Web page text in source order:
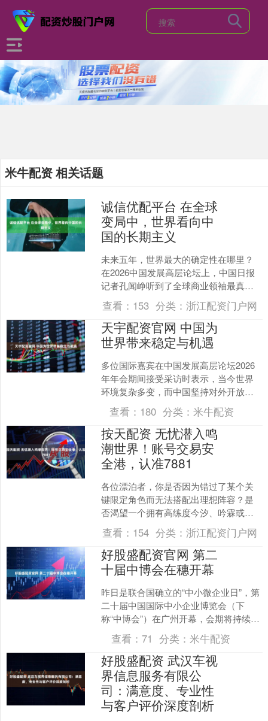
米牛配资 相关话题
诚信优配平台 在全球
变局中，世界看向中
国的长期主义
未来五年，世界最大的确定性在哪里？
在2026中国发展高层论坛上，中国日报
记者孔闻峥听到了全球商业领袖最真实
的答案：“十五五”规划让中国市场具有稳
定性。多位参与2....
查看： 153 分类： 浙江配资门户网
天宇配资官网 中国为
世界带来稳定与机遇
多位国际嘉宾在中国发展高层论坛2026
年年会期间接受采访时表示，当今世界
环境复杂多变，而中国坚持对外开放，
为全球发展带来稳定和机遇。他们认
为，中国正以高质量发展....
查看： 180 分类：米牛配资
按天配资 无忧潜入鸣
潮世界！账号交易安
全港，认准7881
各位漂泊者，你是否因为错过了某个关
键限定角色而无法搭配出理想阵容？是
否渴望一个拥有高练度今汐、吟霖或长
离的强力账号，助你轻松应对「无音
区」的挑战？无论你是想购入....
查看： 154 分类： 浙江配资门户网
好股盛配资官网 第二
十届中博会在穗开幕
昨日是联合国确立的“中小微企业日”，第
二十届中国国际中小企业博览会（下
称“中博会”）在广州开幕，会期将持续至
30日。 本届中博会由工业和信息化部主
办，埃及中小微....
查看： 71 分类： 米牛配资
好股盛配资 武汉车视
界信息服务有限公
司：满意度、专业性
与客户评价深度剖析